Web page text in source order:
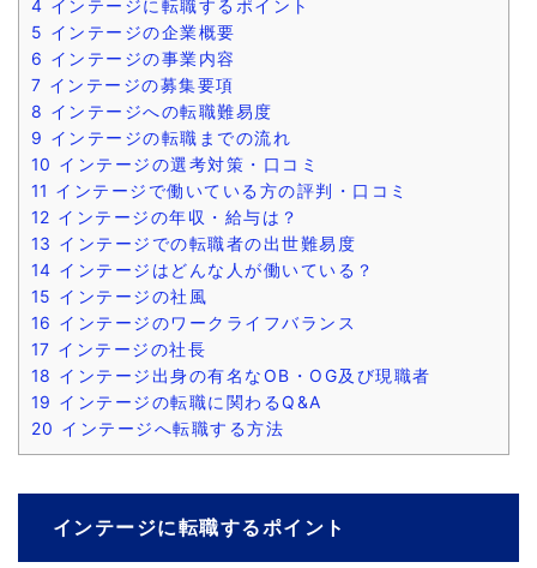
4 インテージに転職するポイント
5 インテージの企業概要
6 インテージの事業内容
7 インテージの募集要項
8 インテージへの転職難易度
9 インテージの転職までの流れ
10 インテージの選考対策・口コミ
11 インテージで働いている方の評判・口コミ
12 インテージの年収・給与は？
13 インテージでの転職者の出世難易度
14 インテージはどんな人が働いている？
15 インテージの社風
16 インテージのワークライフバランス
17 インテージの社長
18 インテージ出身の有名なOB・OG及び現職者
19 インテージの転職に関わるQ&A
20 インテージへ転職する方法
インテージに転職するポイント